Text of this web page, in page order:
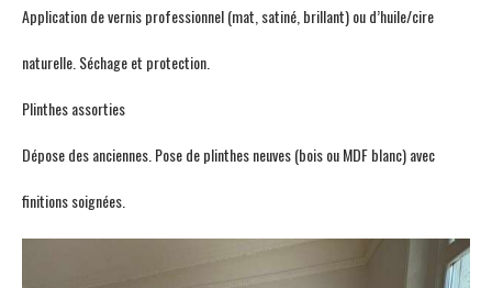
Application de vernis professionnel (mat, satiné, brillant) ou d’huile/cire
naturelle. Séchage et protection.
Plinthes assorties
Dépose des anciennes. Pose de plinthes neuves (bois ou MDF blanc) avec
finitions soignées.